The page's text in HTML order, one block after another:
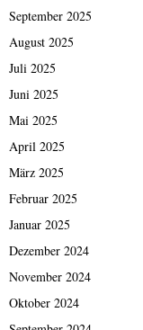
September 2025
August 2025
Juli 2025
Juni 2025
Mai 2025
April 2025
März 2025
Februar 2025
Januar 2025
Dezember 2024
November 2024
Oktober 2024